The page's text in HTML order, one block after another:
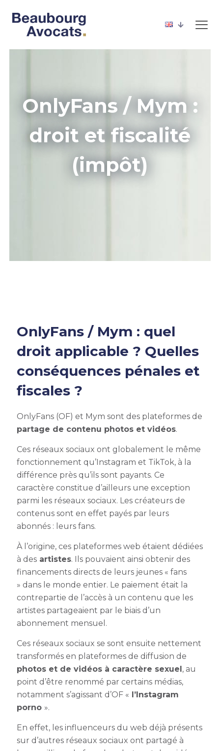
OnlyFans / Mym :
droit et fiscalité
(impôt)
OnlyFans / Mym : quel
droit applicable ? Quelles
conséquences pénales et
fiscales ?
OnlyFans (OF) et Mym sont des plateformes de
partage de contenu photos et vidéos.
Ces réseaux sociaux ont globalement le même
fonctionnement qu’Instagram et TikTok, à la
différence près qu’ils sont payants. Ce
caractère constitue d’ailleurs une exception
parmi les réseaux sociaux. Les créateurs de
contenus sont en effet payés par leurs
abonnés : leurs fans.
À l’origine, ces plateformes web étaient dédiées
à desartistes. Ils pouvaient ainsi obtenir des
financements directs de leurs jeunes « fans
» dans le monde entier. Le paiement était la
contrepartie de l’accès à un contenu que les
artistes partageaient par le biais d’un
abonnement mensuel.
Ces réseaux sociaux se sont ensuite nettement
transformés en plateformes de diffusion de
photos et de vidéos à caractère sexuel, au
point d’être renommé par certains médias,
notamment s’agissant d’OF « l’Instagram
porno ».
En effet, les influenceurs du web déjà présents
sur d’autres réseaux sociaux ont partagé à